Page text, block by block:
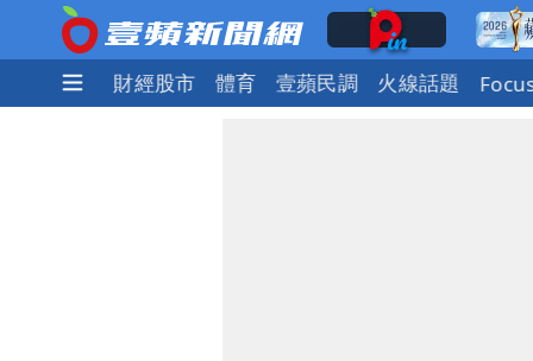
國際 財經股市 體育 壹蘋民調 火線話題